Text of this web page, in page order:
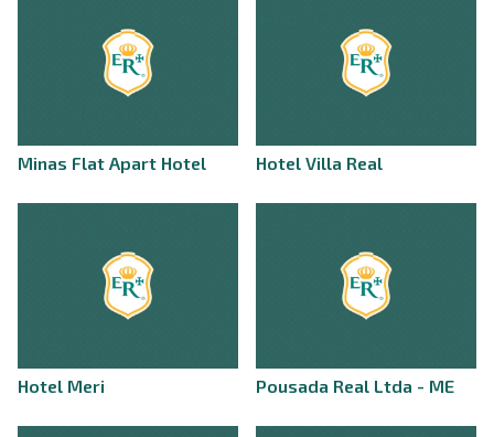
Minas Flat Apart Hotel Hotel Villa Real
Hotel Meri Pousada Real Ltda - ME